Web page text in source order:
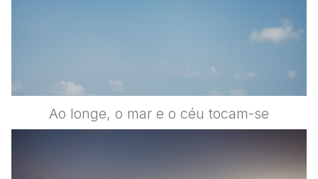
Ao longe, o mar e o céu tocam-se